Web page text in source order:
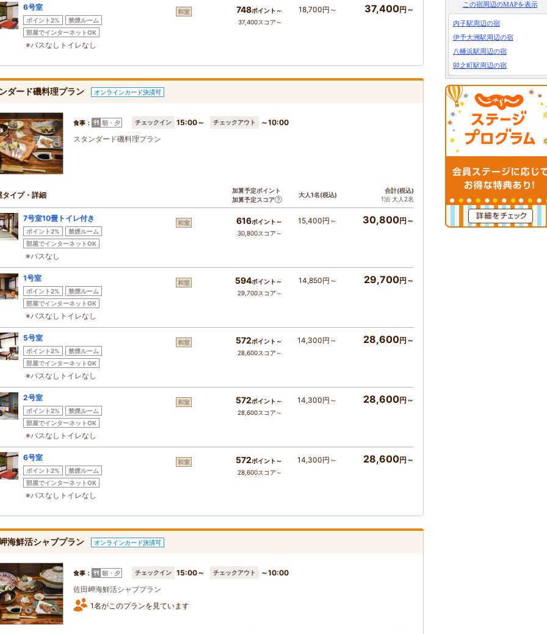
6号室
ポイント2%
禁煙ルーム
部屋でインターネットOK
※バスなしトイレなし
和室 748ポイント～
37,400スコア～
18,700円～ 37,400円～
ダード磯料理プラン オンラインカード決済可
食事： 朝・夕 チェックイン 15:00～ チェックアウト
～10:00
スタンダード磯料理プラン
タイプ・詳細
加算予定ポイント
加算予定スコア
大人1名(税込)
合計(税込)
1泊 大人2名
7号室10畳トイレ付き
ポイント2%
禁煙ルーム
部屋でインターネットOK
※バスなし
和室 616ポイント～
30,800スコア～
15,400円～ 30,800円～
1号室
ポイント2%
禁煙ルーム
部屋でインターネットOK
※バスなしトイレなし
和室 594ポイント～
29,700スコア～
14,850円～ 29,700円～
5号室
ポイント2%
禁煙ルーム
部屋でインターネットOK
※バスなしトイレなし
和室 572ポイント～
28,600スコア～
14,300円～ 28,600円～
2号室
ポイント2%
禁煙ルーム
部屋でインターネットOK
※バスなしトイレなし
和室 572ポイント～
28,600スコア～
14,300円～ 28,600円～
6号室
ポイント2%
禁煙ルーム
部屋でインターネットOK
※バスなしトイレなし
和室 572ポイント～
28,600スコア～
14,300円～ 28,600円～
海鮮活シャブプラン オンラインカード決済可
食事： 朝・夕 チェックイン 15:00～ チェックアウト
～10:00
佐田岬海鮮活シャブプラン
1名がこのプランを見ています
この宿周辺のMAPを表示
内子駅周辺の宿
伊予大洲駅周辺の宿
八幡浜駅周辺の宿
卯之町駅周辺の宿